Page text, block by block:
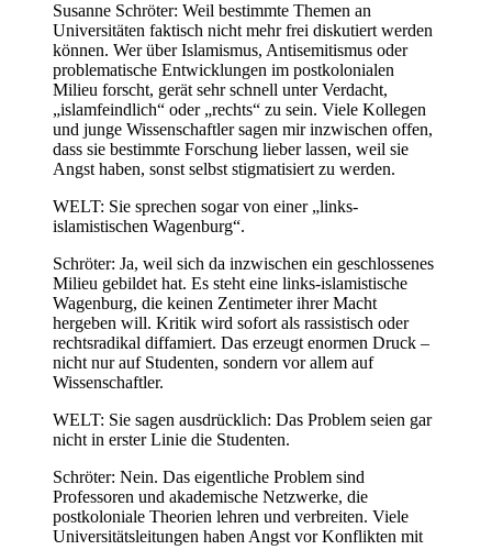
Susanne Schröter: Weil bestimmte Themen an
Universitäten faktisch nicht mehr frei diskutiert werden
können. Wer über Islamismus, Antisemitismus oder
problematische Entwicklungen im postkolonialen
Milieu forscht, gerät sehr schnell unter Verdacht,
„islamfeindlich“ oder „rechts“ zu sein. Viele Kollegen
und junge Wissenschaftler sagen mir inzwischen offen,
dass sie bestimmte Forschung lieber lassen, weil sie
Angst haben, sonst selbst stigmatisiert zu werden.
WELT: Sie sprechen sogar von einer „links-
islamistischen Wagenburg“.
Schröter: Ja, weil sich da inzwischen ein geschlossenes
Milieu gebildet hat. Es steht eine links-islamistische
Wagenburg, die keinen Zentimeter ihrer Macht
hergeben will. Kritik wird sofort als rassistisch oder
rechtsradikal diffamiert. Das erzeugt enormen Druck –
nicht nur auf Studenten, sondern vor allem auf
Wissenschaftler.
WELT: Sie sagen ausdrücklich: Das Problem seien gar
nicht in erster Linie die Studenten.
Schröter: Nein. Das eigentliche Problem sind
Professoren und akademische Netzwerke, die
postkoloniale Theorien lehren und verbreiten. Viele
Universitätsleitungen haben Angst vor Konflikten mit